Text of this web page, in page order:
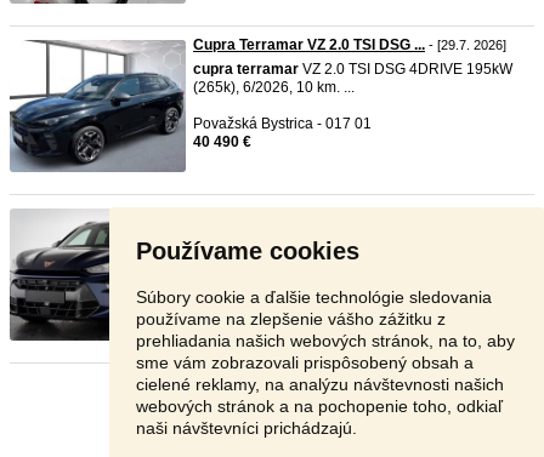
Používame cookies
Súbory cookie a ďalšie technológie sledovania
používame na zlepšenie vášho zážitku z
prehliadania našich webových stránok, na to, aby
sme vám zobrazovali prispôsobený obsah a
cielené reklamy, na analýzu návštevnosti našich
webových stránok a na pochopenie toho, odkiaľ
naši návštevníci prichádzajú.
Cupra Terramar VZ 2.0 TSI DSG ... - [29.7. 2026]
cupra terramar VZ 2.0 TSI DSG 4DRIVE 195kW
(265k), 6/2026, 10 km. ...
Považská Bystrica - 017 01
40 490 €
cupra
VZ 2.0 TSI DSG 4DRIVE 195kW
(265k), 6/2026, 10 km. ...
Považská Bystrica - 017 01
Stránka: 1 2 3 Ďalšia